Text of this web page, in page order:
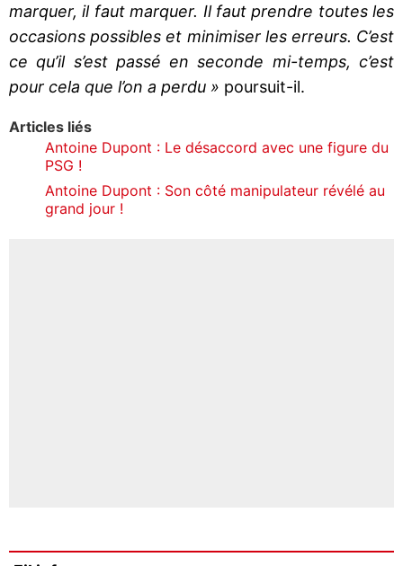
marquer, il faut marquer. Il faut prendre toutes les
occasions possibles et minimiser les erreurs. C’est
ce qu’il s’est passé en seconde mi-temps, c’est
pour cela que l’on a perdu » poursuit-il.
Articles liés
Antoine Dupont : Le désaccord avec une figure du
PSG !
Antoine Dupont : Son côté manipulateur révélé au
grand jour !